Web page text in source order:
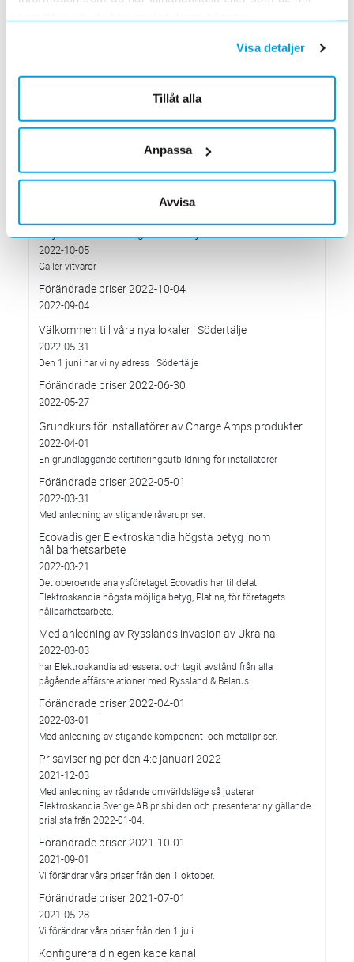
samlat in när du har använt deras tjänster.
Visa detaljer
Tillåt alla
Anpassa
Avvisa
2023-01-29
Söndagen den 29 januari mellan 16.00 och c:a 18.30
Elektroskandia – ny Officiell Partner i världens största
Förändringar på Kassasidan
Elektroskandia Täby flyttar den 31 oktober
Höjd distributionsavgift från 3:e januari 2023
2022-10-05
Gäller vitvaror
Förändrade priser 2022-10-04
2022-09-04
Välkommen till våra nya lokaler i Södertälje
2022-05-31
Den 1 juni har vi ny adress i Södertälje
Förändrade priser 2022-06-30
2022-05-27
Grundkurs för installatörer av Charge Amps produkter
2022-04-01
En grundläggande certifieringsutbildning för installatörer
Förändrade priser 2022-05-01
2022-03-31
Med anledning av stigande råvarupriser.
Ecovadis ger Elektroskandia högsta betyg inom
hållbarhetsarbete
2022-03-21
Det oberoende analysföretaget Ecovadis har tilldelat
Elektroskandia högsta möjliga betyg, Platina, för företagets
hållbarhetsarbete.
Med anledning av Rysslands invasion av Ukraina
2022-03-03
har Elektroskandia adresserat och tagit avstånd från alla
pågående affärsrelationer med Ryssland & Belarus.
Förändrade priser 2022-04-01
2022-03-01
Med anledning av stigande komponent- och metallpriser.
Prisavisering per den 4:e januari 2022
2021-12-03
Med anledning av rådande omvärldsläge så justerar
Elektroskandia Sverige AB prisbilden och presenterar ny gällande
prislista från 2022-01-04.
Förändrade priser 2021-10-01
2021-09-01
Vi förändrar våra priser från den 1 oktober.
Förändrade priser 2021-07-01
2021-05-28
Vi förändrar våra priser från den 1 juli.
Konfigurera din egen kabelkanal